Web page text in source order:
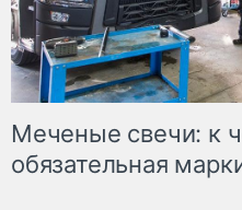
Меченые свечи: к
обязательная